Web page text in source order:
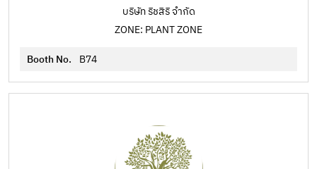
บริษัท ริชสิริ จำกัด
ZONE: PLANT ZONE
Booth No. B74